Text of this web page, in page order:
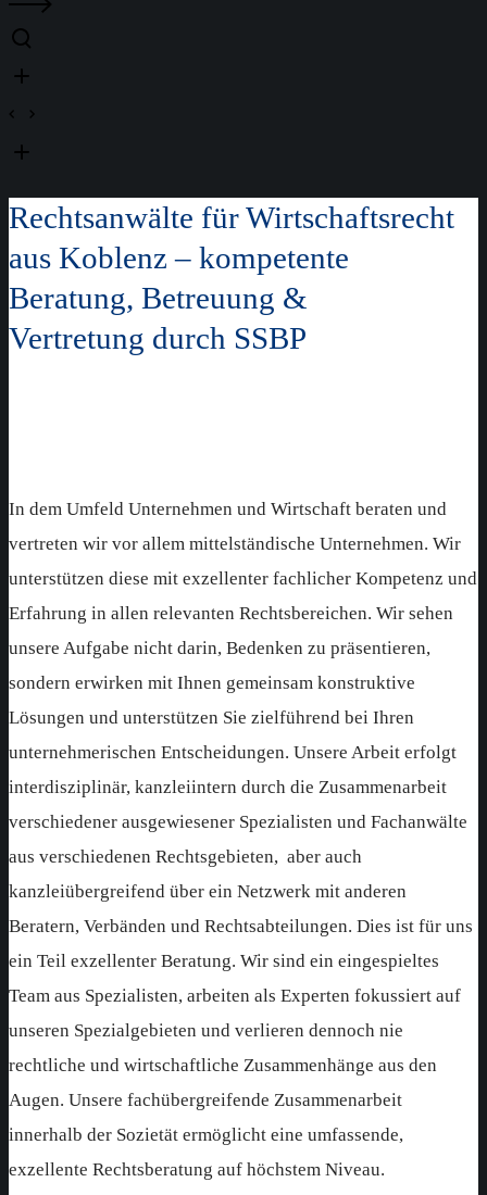
Rechtsanwälte für Wirtschaftsrecht
aus Koblenz – kompetente
Beratung, Betreuung &
Vertretung durch SSBP
In dem Umfeld Unternehmen und Wirtschaft beraten und
vertreten wir vor allem mittelständische Unternehmen. Wir
unterstützen diese mit exzellenter fachlicher Kompetenz und
Erfahrung in allen relevanten Rechtsbereichen. Wir sehen
unsere Aufgabe nicht darin, Bedenken zu präsentieren,
sondern erwirken mit Ihnen gemeinsam konstruktive
Lösungen und unterstützen Sie zielführend bei Ihren
unternehmerischen Entscheidungen. Unsere Arbeit erfolgt
interdisziplinär, kanzleiintern durch die Zusammenarbeit
verschiedener ausgewiesener Spezialisten und Fachanwälte
aus verschiedenen Rechtsgebieten, aber auch
kanzleiübergreifend über ein Netzwerk mit anderen
Beratern, Verbänden und Rechtsabteilungen. Dies ist für uns
ein Teil exzellenter Beratung. Wir sind ein eingespieltes
Team aus Spezialisten, arbeiten als Experten fokussiert auf
unseren Spezialgebieten und verlieren dennoch nie
rechtliche und wirtschaftliche Zusammenhänge aus den
Augen. Unsere fachübergreifende Zusammenarbeit
innerhalb der Sozietät ermöglicht eine umfassende,
exzellente Rechtsberatung auf höchstem Niveau.